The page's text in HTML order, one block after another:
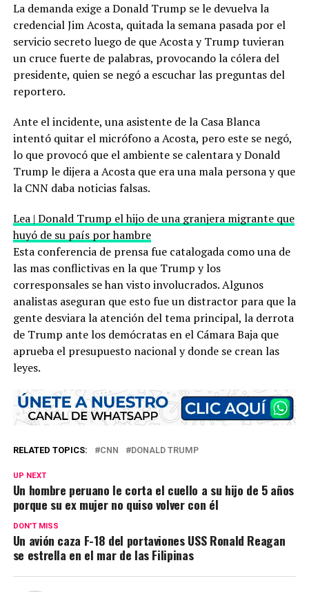
La demanda exige a Donald Trump se le devuelva la
credencial Jim Acosta, quitada la semana pasada por el
servicio secreto luego de que Acosta y Trump tuvieran
un cruce fuerte de palabras, provocando la cólera del
presidente, quien se negó a escuchar las preguntas del
reportero.
Ante el incidente, una asistente de la Casa Blanca
intentó quitar el micrófono a Acosta, pero este se negó,
lo que provocó que el ambiente se calentara y Donald
Trump le dijera a Acosta que era una mala persona y que
la CNN daba noticias falsas.
Lea | Donald Trump el hijo de una granjera migrante que
huyó de su país por hambre
Esta conferencia de prensa fue catalogada como una de
las mas conflictivas en la que Trump y los
corresponsales se han visto involucrados. Algunos
analistas aseguran que esto fue un distractor para que la
gente desviara la atención del tema principal, la derrota
de Trump ante los demócratas en el Cámara Baja que
aprueba el presupuesto nacional y donde se crean las
leyes.
RELATED TOPICS: CNN DONALD TRUMP
UP NEXT
Un hombre peruano le corta el cuello a su hijo de 5 años
porque su ex mujer no quiso volver con él
DON'T MISS
Un avión caza F-18 del portaviones USS Ronald Reagan
se estrella en el mar de las Filipinas